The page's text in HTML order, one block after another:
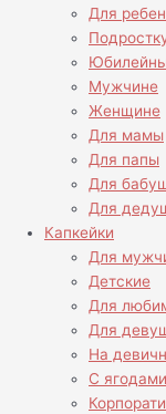
Для
Мужчине
Женщине
Для мамы
Для папы
Для
Для
Капкейки
Для
Детские
Для
Для
На
С ягодами